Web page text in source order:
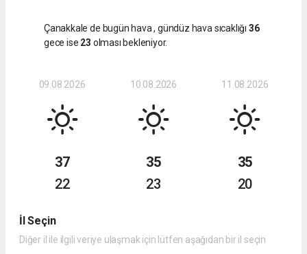
Çanakkale de bugün hava, gündüz hava sıcaklığı 36
gece ise 23 olması bekleniyor.
09.08.2026
37
22
10.08.2026
35
23
11.08.2026
35
20
İl Seçin
Diğer il ile ilgili veriye ulaşmak için lütfen aşağıdan bir il seçin